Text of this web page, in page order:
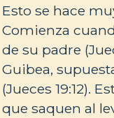
Esto se hace
Comienza
de su padre
Guibea,
(Jueces 19:12).
que saquen al